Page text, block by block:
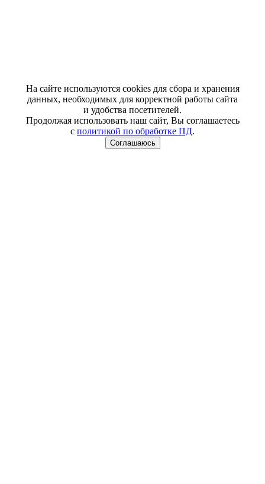
На сайте используются cookies для сбора и хранения
данных, необходимых для корректной работы сайта
и удобства посетителей.
Продолжая использовать наш сайт, Вы соглашаетесь
с политикой по обработке ПД.
Соглашаюсь